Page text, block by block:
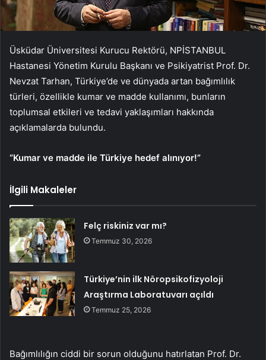
Üsküdar Üniversitesi Kurucu Rektörü, NPİSTANBUL
Hastanesi Yönetim Kurulu Başkanı ve Psikiyatrist Prof. Dr.
Nevzat Tarhan, Türkiye’de ve dünyada artan bağımlılık
türleri, özellikle kumar ve madde kullanımı, bunların
toplumsal etkileri ve tedavi yaklaşımları hakkında
açıklamalarda bulundu.
“Kumar ve madde ile Türkiye hedef alınıyor!”
İlgili Makaleler
Felç riskiniz var mı?
Temmuz 30, 2026
Türkiye’nin ilk Nöropsikofizyoloji
Araştırma Laboratuvarı açıldı
Temmuz 25, 2026
Bağımlılığın ciddi bir sorun olduğunu hatırlatan Prof. Dr.